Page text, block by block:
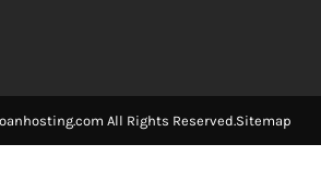
All Rights Reserved.Sitemap